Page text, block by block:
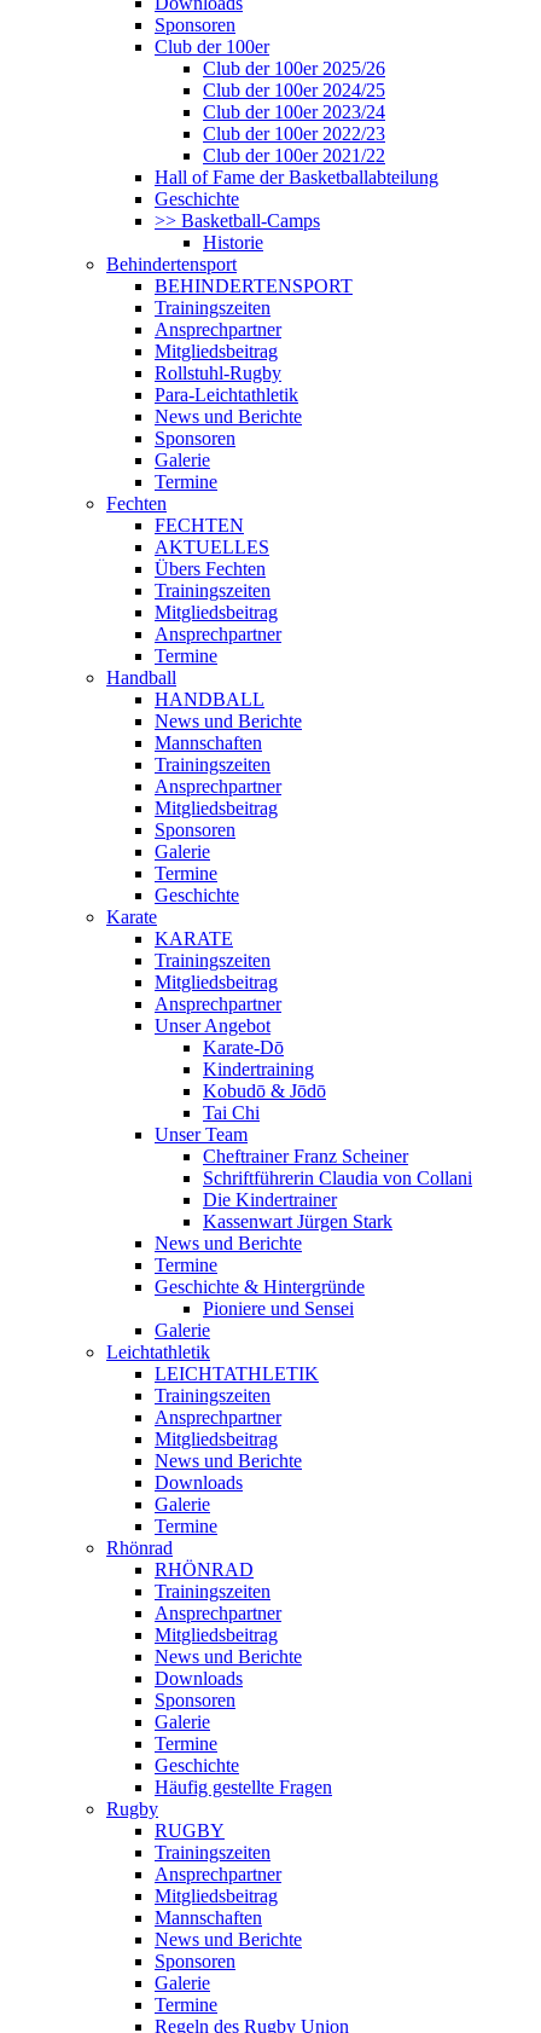
Sponsoren
Club der 100er
Club der 100er 2025/26
Club der 100er 2024/25
Club der 100er 2023/24
Club der 100er 2022/23
Club der 100er 2021/22
Hall of Fame der Basketballabteilung
Geschichte
>> Basketball-Camps
Historie
Behindertensport
BEHINDERTENSPORT
Trainingszeiten
Ansprechpartner
Mitgliedsbeitrag
Rollstuhl-Rugby
Para-Leichtathletik
News und Berichte
Sponsoren
Galerie
Termine
Fechten
FECHTEN
AKTUELLES
Übers Fechten
Trainingszeiten
Mitgliedsbeitrag
Ansprechpartner
Termine
Handball
HANDBALL
News und Berichte
Mannschaften
Trainingszeiten
Ansprechpartner
Mitgliedsbeitrag
Sponsoren
Galerie
Termine
Geschichte
Karate
KARATE
Trainingszeiten
Mitgliedsbeitrag
Ansprechpartner
Unser Angebot
Karate-Dō
Kindertraining
Kobudō & Jōdō
Tai Chi
Unser Team
Cheftrainer Franz Scheiner
Schriftführerin Claudia von Collani
Die Kindertrainer
Kassenwart Jürgen Stark
News und Berichte
Termine
Geschichte & Hintergründe
Pioniere und Sensei
Galerie
Leichtathletik
LEICHTATHLETIK
Trainingszeiten
Ansprechpartner
Mitgliedsbeitrag
News und Berichte
Downloads
Galerie
Termine
Rhönrad
RHÖNRAD
Trainingszeiten
Ansprechpartner
Mitgliedsbeitrag
News und Berichte
Downloads
Sponsoren
Galerie
Termine
Geschichte
Häufig gestellte Fragen
Rugby
RUGBY
Trainingszeiten
Ansprechpartner
Mitgliedsbeitrag
Mannschaften
News und Berichte
Sponsoren
Galerie
Termine
Regeln des Rugby Union